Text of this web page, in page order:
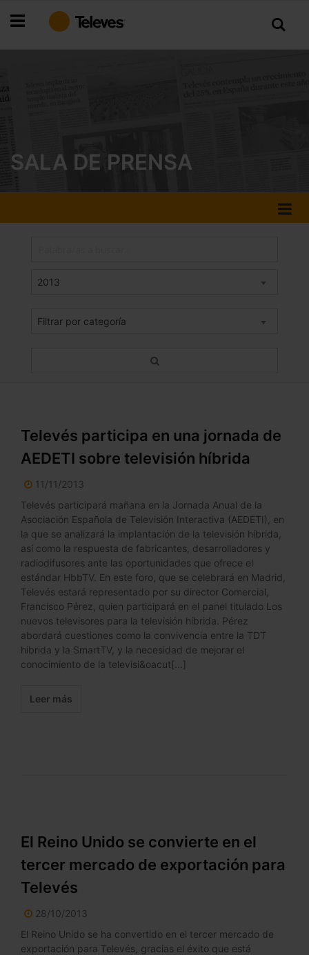
al
SALA DE PRENSA
2013
Filtrar por categoría
Televés participa en una jornada de
AEDETI sobre televisión híbrida
11/11/2013
Televés participará mañana en la Jornada Anual de la
Asociación Española de Televisión Interactiva (AEDETI), en
la que se analizará la implantación de la televisión híbrida,
así como la respuesta de fabricantes, desarrolladores y
radiodifusores ante las oportunidades que ofrece el
estándar HbbTV. En este foro, que se celebrará en Madrid,
Televés estará representado por su director Comercial,
Francisco Pérez, quien participará en el panel titulado Los
nuevos televisores para la televisión híbrida. Pérez
abordará cuestiones como la convivencia entre la TDT
híbrida y la SmartTV, y la necesidad de mejorar el
conocimiento de la televisi&oacut[...]
Leer más
El Reino Unido se convierte en el
tercer mercado de exportación para
Televés
28/10/2013
El Reino Unido se ha convertido en el tercer mercado de
exportación para Televés, gracias el éxito que está